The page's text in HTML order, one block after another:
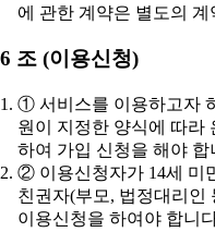
에 관한 계약은 별도의 계
조 (이용신청)
① 서비스를 이용하고자
원이 지정한 양식에 따라
하여 가입 신청을 해야 합
② 이용신청자가 14세 미
친권자(부모, 법정대리인
이용신청을 하여야 합니